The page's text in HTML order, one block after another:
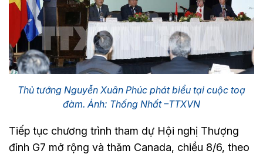
Thủ tướng Nguyễn Xuân Phúc phát biểu tại cuộc toạ
đàm. Ảnh: Thống Nhất –TTXVN
Tiếp tục chương trình tham dự Hội nghị Thượng
đỉnh G7 mở rộng và thăm Canada, chiều 8/6, theo